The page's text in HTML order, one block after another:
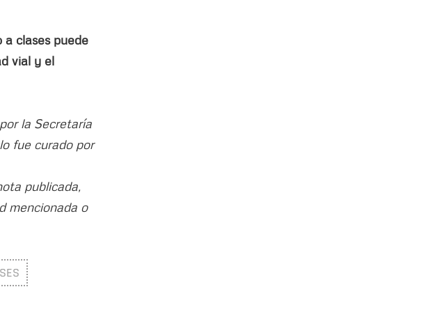
a clases puede
vial y el
la Secretaría
fue curado por
publicada,
mencionada o